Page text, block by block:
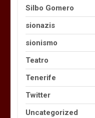
Silbo Gomero
sionazis
sionismo
Teatro
Tenerife
Twitter
Uncategorized